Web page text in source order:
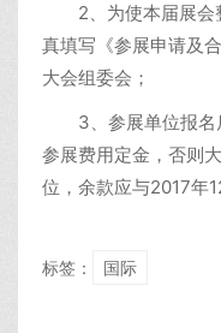
2、为使本届展会
真填写《参展申请及
大会组委会；
3、参展单位报名
参展费用定金，否则
位，余款应与2017年
标签： 国际